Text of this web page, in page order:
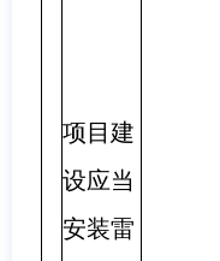
项目建
设应当
安装雷